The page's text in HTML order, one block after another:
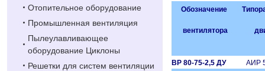
Отопительное оборудование
Промышленная вентиляция
Пылеулавливающее
оборудование Циклоны
Решетки для систем вентиляции
Обозначение
вентилятора
ВР 80-75-2,5 ДУ
АИР